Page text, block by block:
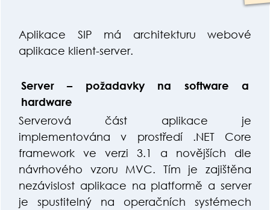
Aplikace SIP má architekturu webové
aplikace klient-server.
Server – požadavky na software a
hardware
Serverová část aplikace je
implementována v prostředí .NET Core
framework ve verzi 3.1 a novějších dle
návrhového vzoru MVC. Tím je zajištěna
nezávislost aplikace na platformě a server
je spustitelný na operačních systémech